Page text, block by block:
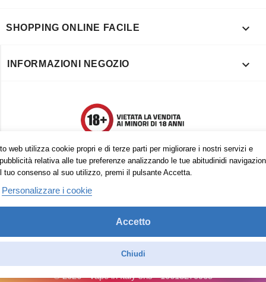
web utilizza cookie propri e di terze parti per migliorare i nostri servizi e
relativa alle tue preferenze analizzando le tue abitudinidi
tuo consenso al suo utilizzo, premi il pulsante Accetta.
Personalizzare i cookie
Accetto
Chiudi
SHOPPING ONLINE FACILE 
INFORMAZIONI NEGOZIO 
Trovaci anche su:
© 2026 - Vape in Italy srls - 10613270965